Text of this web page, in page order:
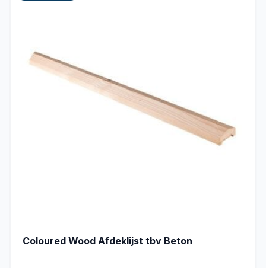
Coloured Wood Afdeklijst tbv Beton